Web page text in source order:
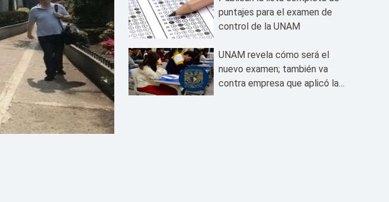
puntajes para el examen de
control de la UNAM
UNAM revela cómo será el
nuevo examen; también va
contra empresa que aplicó la